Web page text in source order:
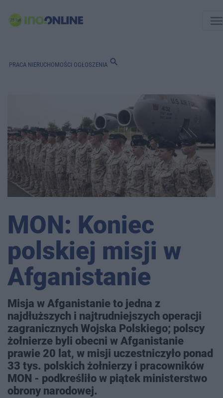
PRACA NIERUCHOMOŚCI OGŁOSZENIA search
MON: Koniec
polskiej misji w
Afganistanie
Misja w Afganistanie to jedna z
najdłuższych i najtrudniejszych operacji
zagranicznych Wojska Polskiego; polscy
żołnierze byli obecni w Afganistanie
prawie 20 lat, w misji uczestniczyło ponad
33 tys. polskich żołnierzy i pracowników
MON - podkreśliło w piątek ministerstwo
obrony narodowej.